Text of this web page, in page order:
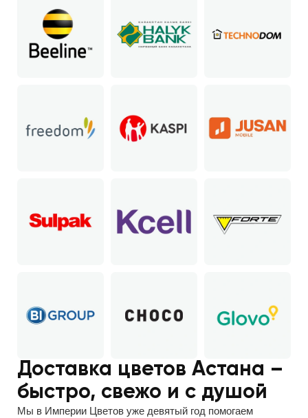
Доставка цветов Астана –
быстро, свежо и с душой
Мы в Империи Цветов уже девятый год помогаем